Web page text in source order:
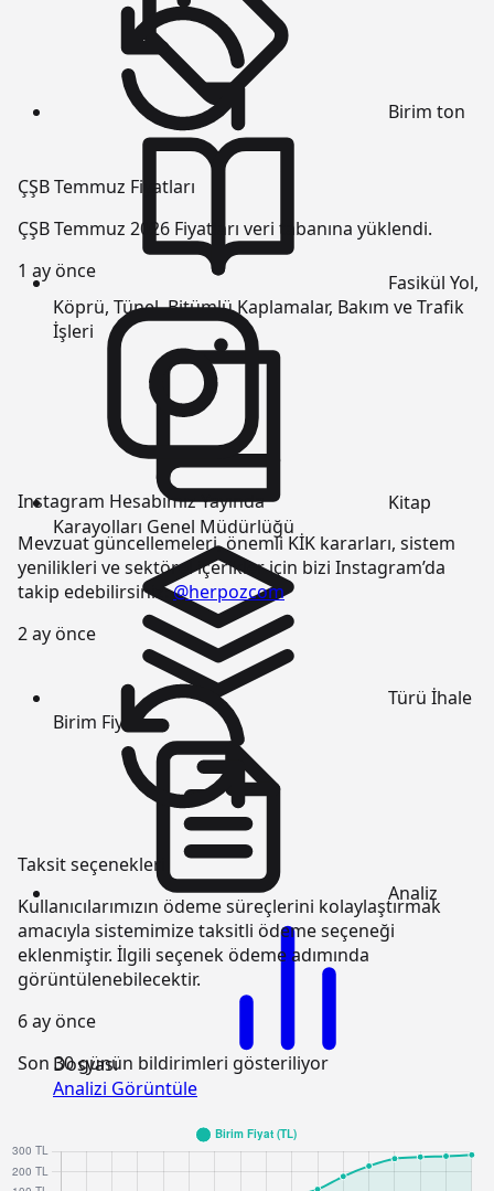
ÇŞB Temmuz Fiyatları
ÇŞB Temmuz 2026 Fiyatları veri tabanına yüklendi.
1 ay önce
Instagram Hesabımız Yayında
Mevzuat güncellemeleri, önemli KİK kararları, sistem
yenilikleri ve sektörel içerikler için bizi Instagram’da
takip edebilirsiniz:@herpozcom
2 ay önce
Taksit seçenekleri
Kullanıcılarımızın ödeme süreçlerini kolaylaştırmak
amacıyla sistemimize taksitli ödeme seçeneği
eklenmiştir. İlgili seçenek ödeme adımında
görüntülenebilecektir.
6 ay önce
Son 30 günün bildirimleri gösteriliyor
Birim ton
Fasikül Yol,
Köprü, Tünel, Bitümlü Kaplamalar, Bakım ve Trafik
İşleri
Kitap
Karayolları Genel Müdürlüğü
Türü İhale
Birim Fiyatı
Analiz
Dosyası
Analizi Görüntüle